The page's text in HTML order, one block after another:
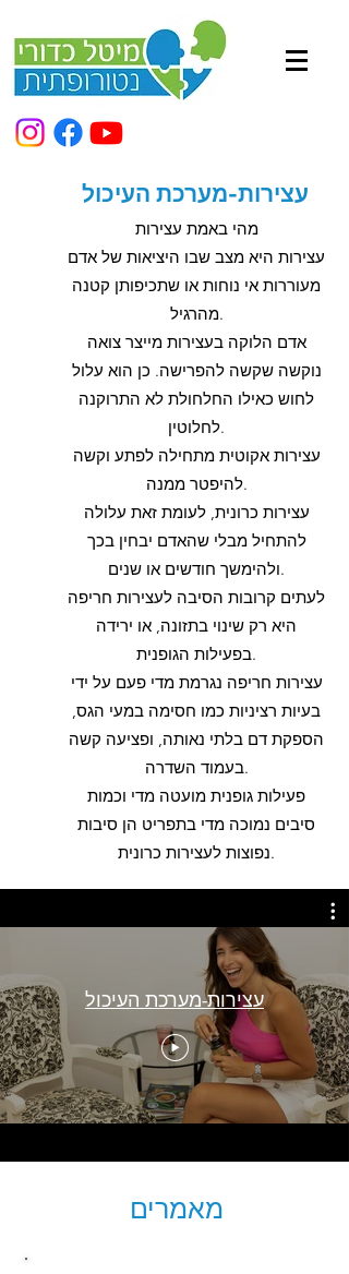
עצירות-מערכת העיכול
מהי באמת עצירות
עצירות היא מצב שבו היציאות של אדם
מעוררות אי נוחות או שתכיפותן קטנה
מהרגיל.
אדם הלוקה בעצירות מייצר צואה
נוקשה שקשה להפרישה. כן הוא עלול
לחוש כאילו החלחולת לא התרוקנה
לחלוטין.
עצירות אקוטית מתחילה לפתע וקשה
להיפטר ממנה.
עצירות כרונית, לעומת זאת עלולה
להתחיל מבלי שהאדם יבחין בכך
ולהימשך חודשים או שנים.
לעתים קרובות הסיבה לעצירות חריפה
היא רק שינוי בתזונה, או ירידה
בפעילות הגופנית.
עצירות חריפה נגרמת מדי פעם על ידי
בעיות רציניות כמו חסימה במעי הגס,
הספקת דם בלתי נאותה, ופציעה קשה
בעמוד השדרה.
פעילות גופנית מועטה מדי וכמות
סיבים נמוכה מדי בתפריט הן סיבות
נפוצות לעצירות כרונית.
עצירות-מערכת העיכול
מאמרים